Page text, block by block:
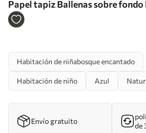
Papel tapiz Ballenas sobre
Habitación de niñabosque encantado
Habitación de niño Azul
Envío gratuito
de